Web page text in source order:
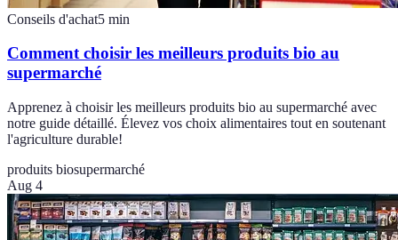
Conseils d'achat5 min
Comment choisir les meilleurs produits bio au
supermarché
Apprenez à choisir les meilleurs produits bio au supermarché avec
notre guide détaillé. Élevez vos choix alimentaires tout en soutenant
l'agriculture durable!
produits biosupermarché
Aug 4